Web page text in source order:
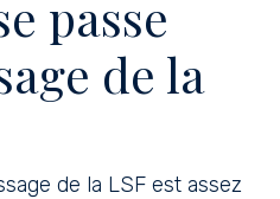
passe
de la
de la LSF est assez